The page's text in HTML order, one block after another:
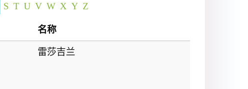
S T U V W X Y Z
名称
雷莎吉兰